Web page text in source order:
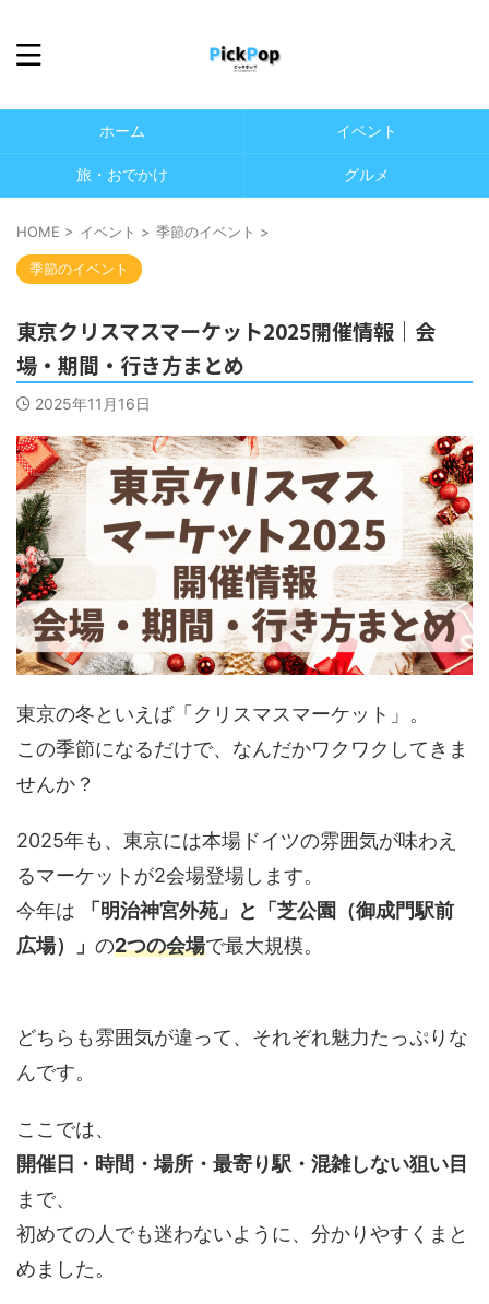
ホーム イベント
旅・おでかけ グルメ
HOME > イベント > 季節のイベント >
季節のイベント
東京クリスマスマーケット2025開催情報｜会
場・期間・行き方まとめ
2025年11月16日
東京の冬といえば「クリスマスマーケット」。
この季節になるだけで、なんだかワクワクしてきま
せんか？
2025年も、東京には本場ドイツの雰囲気が味わえ
るマーケットが2会場登場します。
今年は
「明治神宮外苑」と「芝公園（御成門駅前
広場）」 の2つの会場で最大規模。
どちらも雰囲気が違って、それぞれ魅力たっぷりな
んです。
ここでは、
開催日・時間・場所・最寄り駅・混雑しない狙い目
まで、
初めての人でも迷わないように、分かりやすくまと
めました。